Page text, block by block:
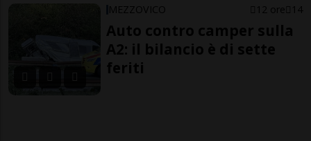
MEZZOVICO 12 ore 14
Auto contro camper sulla
A2: il bilancio è di sette
feriti